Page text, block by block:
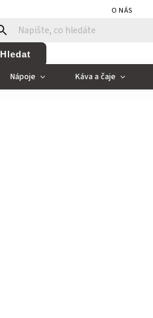
O NÁS
Hledat
Nápoje Káva a čaje